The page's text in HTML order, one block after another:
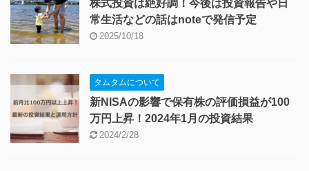
保険・マネー
投資のコツ
月次・年次投資報告
生活
1人暮らし・引っ越し
結婚
観光 (国内・ハワイ)